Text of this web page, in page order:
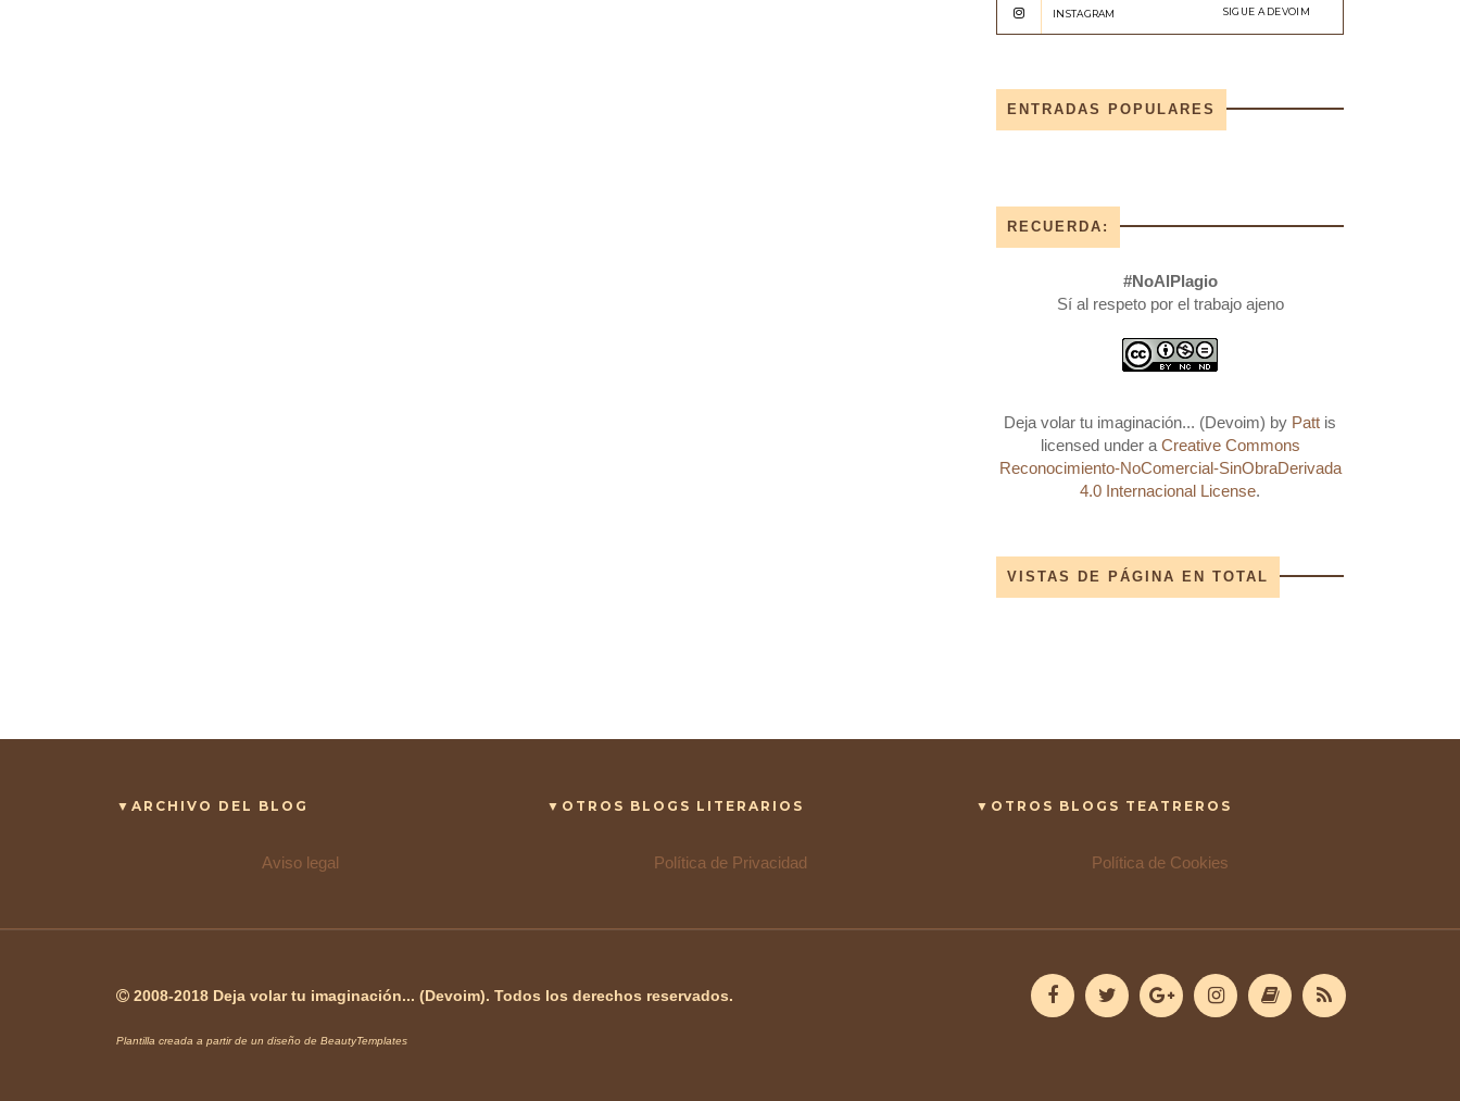
INSTAGRAM SIGUE A DEVOIM
ENTRADAS POPULARES
RECUERDA:
#NoAlPlagio
Sí al respeto por el trabajo ajeno
Deja volar tu imaginación... (Devoim) by Patt is
licensed under a Creative Commons
Reconocimiento-NoComercial-SinObraDerivada
4.0 Internacional License.
VISTAS DE PÁGINA EN TOTAL
▼ARCHIVO DEL BLOG
Aviso legal
▼OTROS BLOGS LITERARIOS
Política de Privacidad
▼OTROS BLOGS TEATREROS
Política de Cookies
2008-2018 Deja volar tu imaginación... (Devoim). Todos los derechos reservados.
Plantilla creada a partir de un diseño de BeautyTemplates